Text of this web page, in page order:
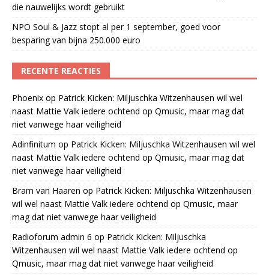
die nauwelijks wordt gebruikt
NPO Soul & Jazz stopt al per 1 september, goed voor
besparing van bijna 250.000 euro
RECENTE REACTIES
Phoenix op Patrick Kicken: Miljuschka Witzenhausen wil wel
naast Mattie Valk iedere ochtend op Qmusic, maar mag dat
niet vanwege haar veiligheid
Adinfinitum op Patrick Kicken: Miljuschka Witzenhausen wil wel
naast Mattie Valk iedere ochtend op Qmusic, maar mag dat
niet vanwege haar veiligheid
Bram van Haaren op Patrick Kicken: Miljuschka Witzenhausen
wil wel naast Mattie Valk iedere ochtend op Qmusic, maar
mag dat niet vanwege haar veiligheid
Radioforum admin 6 op Patrick Kicken: Miljuschka
Witzenhausen wil wel naast Mattie Valk iedere ochtend op
Qmusic, maar mag dat niet vanwege haar veiligheid